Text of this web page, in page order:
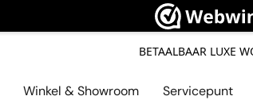
BETAALBAAR LUXE
Winkel & Showroom Servicepunt